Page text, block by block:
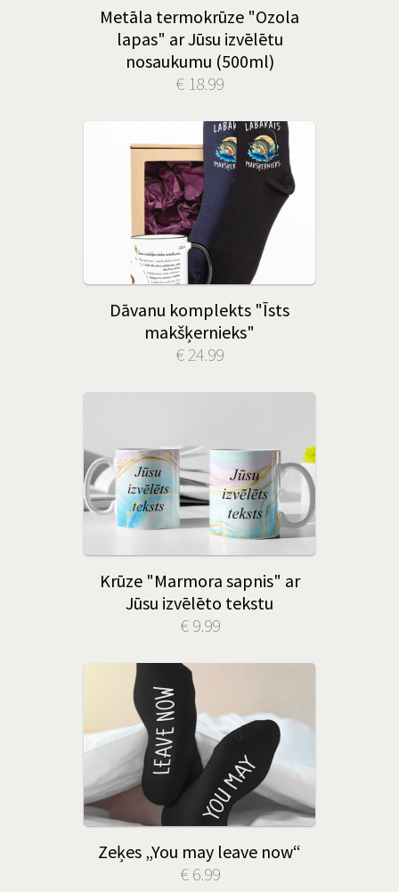
Metāla termokrūze "Ozola
lapas" ar Jūsu izvēlētu
nosaukumu (500ml)
€ 18.99
Dāvanu komplekts "Īsts
makšķernieks"
€ 24.99
Krūze "Marmora sapnis" ar
Jūsu izvēlēto tekstu
€ 9.99
Zeķes „You may leave now“
€ 6.99